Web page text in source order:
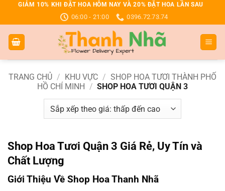
dung
GIẢM 10% KHI ĐẶT HOA HÔM NAY VÀ 20% ĐẶT HOA LẦN SAU
06:00 - 21:00 0396.72.73.74
TRANG CHỦ / KHU VỰC / SHOP HOA TƯƠI THÀNH PHỐ
HỒ CHÍ MINH / SHOP HOA TƯƠI QUẬN 3
Shop Hoa Tươi Quận 3 Giá Rẻ, Uy Tín và
Chất Lượng
Giới Thiệu Về Shop Hoa Thanh Nhã